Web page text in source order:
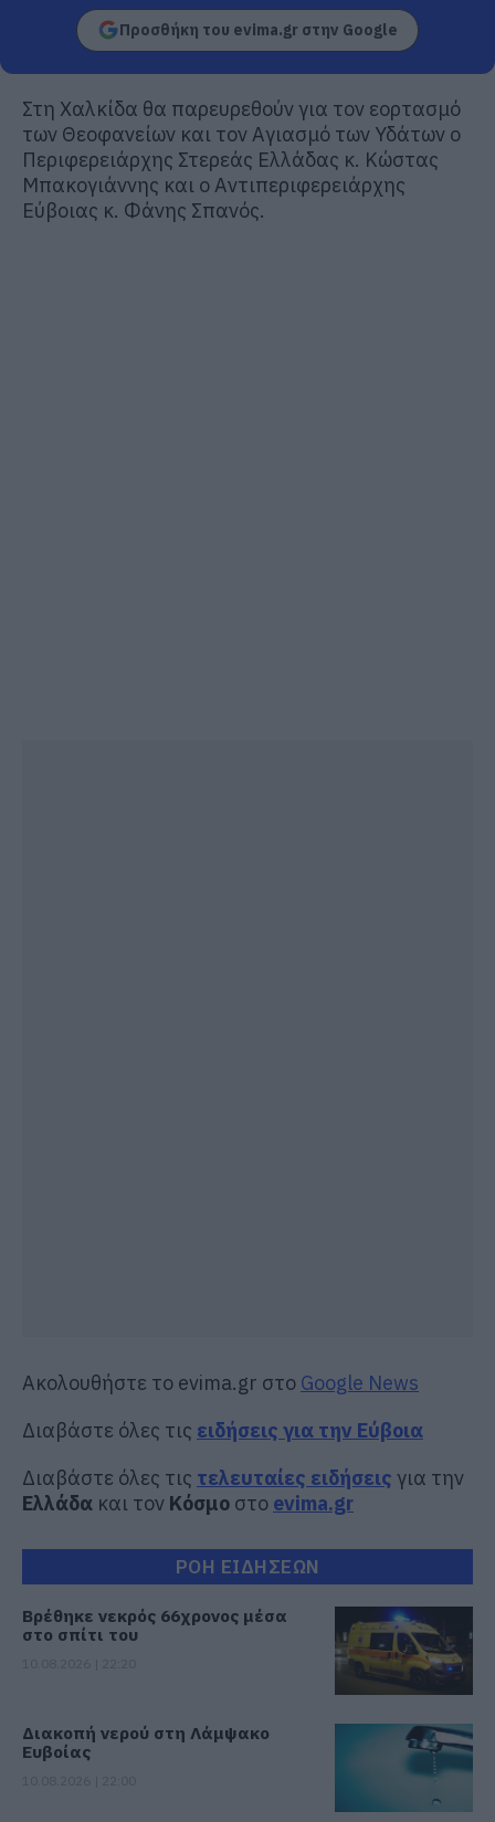
Προσθήκη του evima.gr στην Google
Στη Χαλκίδα θα παρευρεθούν για τον εορτασμό
των Θεοφανείων και τον Αγιασμό των Υδάτων ο
Περιφερειάρχης Στερεάς Ελλάδας κ. Κώστας
Μπακογιάννης και ο Αντιπεριφερειάρχης
Εύβοιας κ. Φάνης Σπανός.
Ακολουθήστε το evima.gr στο Google News
Διαβάστε όλες τις ειδήσεις για την Εύβοια
Διαβάστε όλες τις τελευταίες ειδήσεις για την
Ελλάδα και τον Κόσμο στο evima.gr
ΡΟΗ ΕΙΔΗΣΕΩΝ
Βρέθηκε νεκρός 66χρονος μέσα
στο σπίτι του
Διακοπή νερού στη Λάμψακο
Ευβοίας